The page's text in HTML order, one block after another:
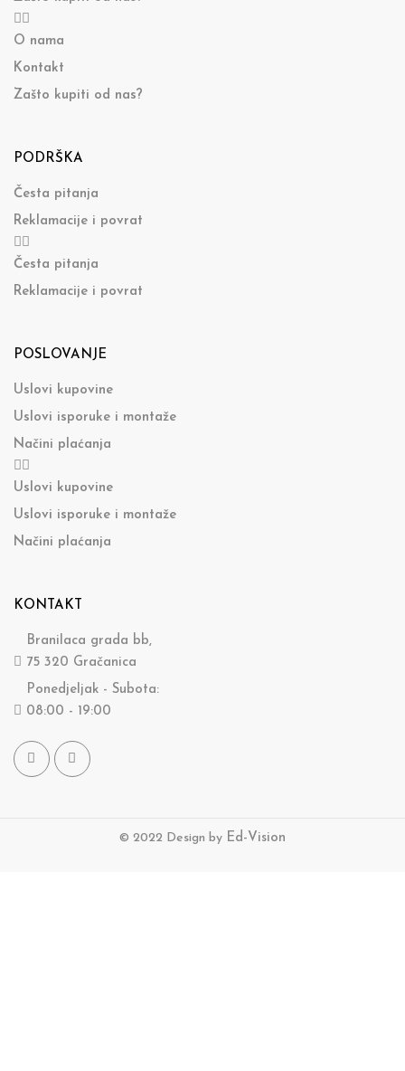
O nama
Kontakt
Zašto kupiti od nas?
PODRŠKA
Česta pitanja
Reklamacije i povrat
Česta pitanja
Reklamacije i povrat
POSLOVANJE
Uslovi kupovine
Uslovi isporuke i montaže
Načini plaćanja
Uslovi kupovine
Uslovi isporuke i montaže
Načini plaćanja
KONTAKT
Branilaca grada bb,
75 320 Gračanica
Ponedjeljak - Subota:
08:00 - 19:00
© 2022 Design by Ed-Vision